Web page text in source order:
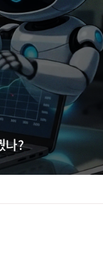
나?